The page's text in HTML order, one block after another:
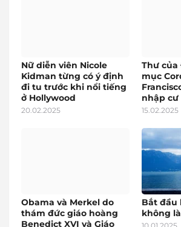
Nữ diễn viên Nicole
Kidman từng có ý định
đi tu trước khi nổi tiếng
ở Hollywood
20.02.2025
Thư của
mục
nhập cư
15.02.2025
Obama và Merkel do
thám đức giáo hoàng
Benedict XVI và Giáo
Bắt đầu
không